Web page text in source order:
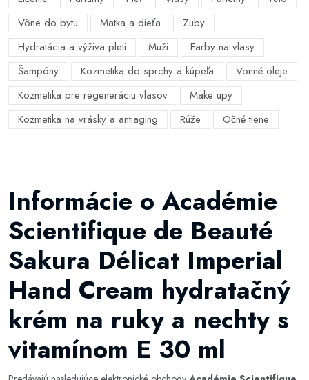
Vône do bytu
Matka a dieťa
Zuby
Hydratácia a výživa pleti
Muži
Farby na vlasy
Šampóny
Kozmetika do sprchy a kúpeľa
Vonné oleje
Kozmetika pre regeneráciu vlasov
Make upy
Kozmetika na vrásky a antiaging
Rúže Očné tiene
Informácie o Académie
Scientifique de Beauté
Sakura Délicat Imperial
Hand Cream hydratačný
krém na ruky a nechty s
vitamínom E 30 ml